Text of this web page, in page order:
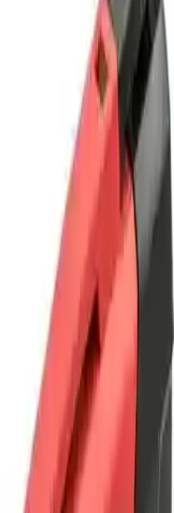
ışık koşullarında veya karanlık
sağlar. Güçlü sesli uyarı
göstergeler net ve hızlı bir şekilde
her zaman yanınızda
veya çantanızda rahatlıkla
kullanılabilir. Bu
ve acil durumlarda büyük
elektrik gerilim
hem düşük gerilim hatlarını
güvenle kontrol
sayesinde modlar arasında
Performans
oldukça hızlı olduğunu
varlığı farklı
güvenilirliği ve dayanıklılığı